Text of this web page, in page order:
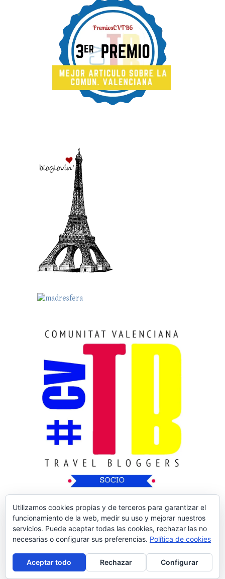
Copyright © 2026Nos Vamos de Rutica| Tema
de:Theme Horse | Desarrollado por: WordPress
Utilizamos cookies propias y de terceros para garantizar el
funcionamiento de la web, medir su uso y mejorar nuestros
servicios. Puede aceptar todas las cookies, rechazar las no
necesarias o configurar sus preferencias. Política de cookies
Aceptar todo Rechazar Configurar